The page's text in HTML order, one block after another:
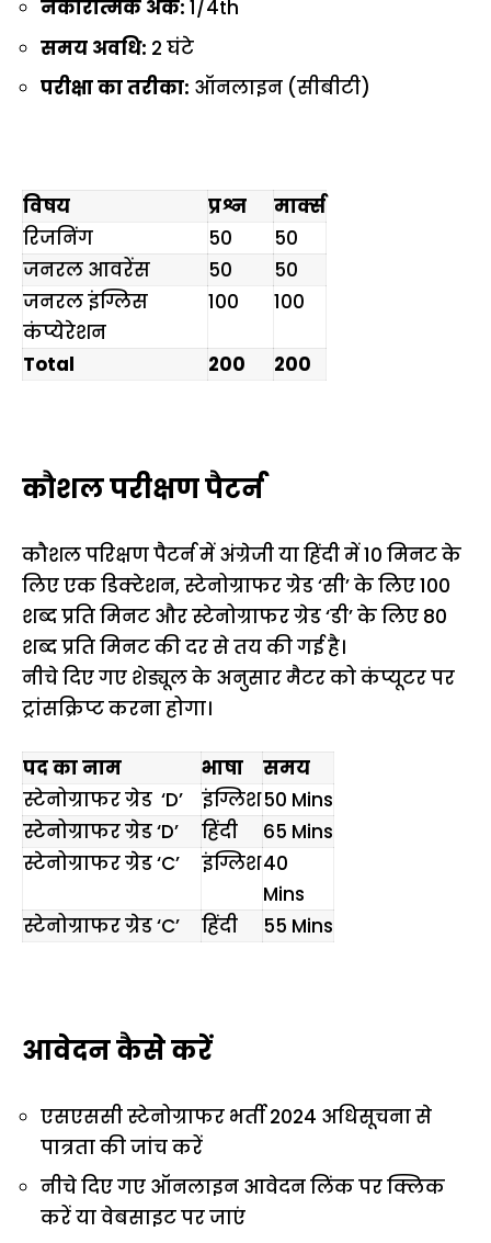
नकारात्मक अंक: 1/4th
समय अवधि: 2 घंटे
परीक्षा का तरीका: ऑनलाइन (सीबीटी)
विषय प्रश्न
मार्क्स
रिजनिंग
50
50
जनरल आवरेंस
50
50
जनरल इंग्लिस
कंप्येरेशन
100 100
Total 200 200
कौशल परीक्षण पैटर्न
कौशल परिक्षण पैटर्न में अंग्रेजी या हिंदी में 10 मिनट के
लिए एक डिक्टेशन, स्टेनोग्राफर ग्रेड ‘सी’ के लिए 100
शब्द प्रति मिनट और स्टेनोग्राफर ग्रेड ‘डी’ के लिए 80
शब्द प्रति मिनट की दर से तय की गई है।
नीचे दिए गए शेड्यूल के अनुसार मैटर को कंप्यूटर पर
ट्रांसक्रिप्ट करना होगा।
पद का नाम भाषा
समय
स्टेनोग्राफर ग्रेड ‘D’
इंग्लिश50 Mins
स्टेनोग्राफर ग्रेड ‘D’
हिंदी
65 Mins
स्टेनोग्राफर ग्रेड ‘C’
इंग्लिश40
Mins
स्टेनोग्राफर ग्रेड ‘C’
हिंदी 55 Mins
आवेदन कैसे करें
एसएससी स्टेनोग्राफर भर्ती 2024 अधिसूचना से
पात्रता की जांच करें
नीचे दिए गए ऑनलाइन आवेदन लिंक पर क्लिक
करें या वेबसाइट पर जाएं